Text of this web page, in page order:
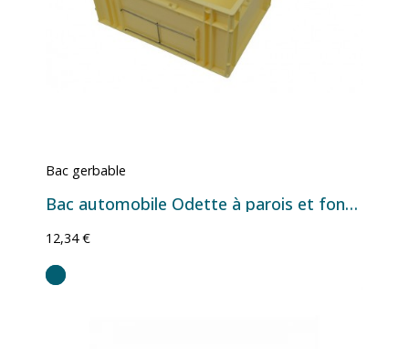
Bac gerbable
Bac automobile Odette à parois et fond pleins - 18 L - 396×297×214 mm
12,34 €